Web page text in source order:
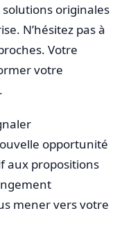
originales
N’hésitez pas à
Votre
votre
opportunité
aux propositions
mener vers votre